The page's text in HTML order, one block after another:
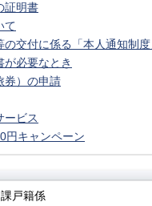
証明書
て
交付に係る「本人通知制度
が必要なとき
券）の申請
ービス
円キャンペーン
戸籍係